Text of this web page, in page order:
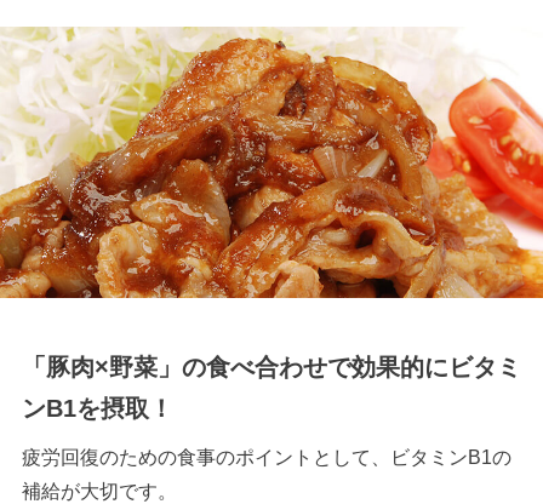
「豚肉×野菜」の食べ合わせで効果的にビタミ
ンB1を摂取！
疲労回復のための食事のポイントとして、ビタミンB1の
補給が大切です。